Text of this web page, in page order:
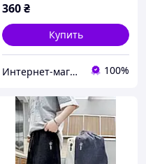
360₴
Купить
Интернет-магазин "Помаранчик" 100%